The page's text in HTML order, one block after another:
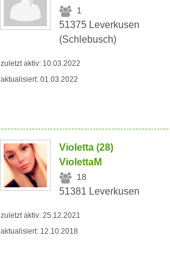
1
51375 Leverkusen
(Schlebusch)
zuletzt aktiv: 10.03.2022
aktualisiert: 01.03.2022
Violetta (28)
ViolettaM
18
51381 Leverkusen
zuletzt aktiv: 25.12.2021
aktualisiert: 12.10.2018